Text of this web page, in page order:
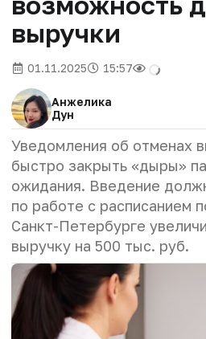
выручки
01.11.2025 15:57
Анжелика
Дун
Уведомления об отменах
быстро закрыть «дыры»
ожидания. Введение
по работе с расписанием
Санкт-Петербурге
выручку на 500 тыс. руб.